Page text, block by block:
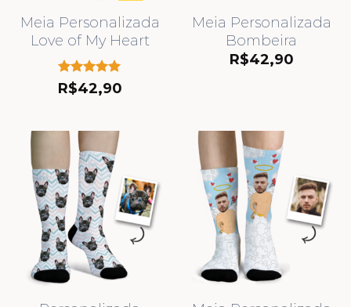
Meia Personalizada
Love of My Heart
Avaliação
5.00
de 5
R$42,90
Meia Personalizada
Bombeira
R$42,90